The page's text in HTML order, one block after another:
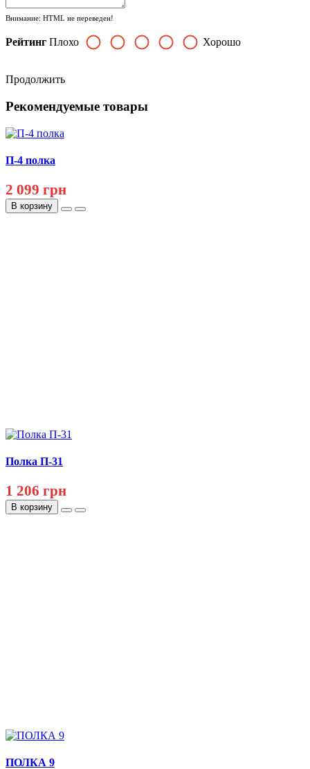
Внимание: HTML не переведен!
Рейтинг Плохо Хорошо
Продолжить
Рекомендуемые товары
П-4 полка
2 099 грн
В корзину
Полка П-31
1 206 грн
В корзину
ПОЛКА 9